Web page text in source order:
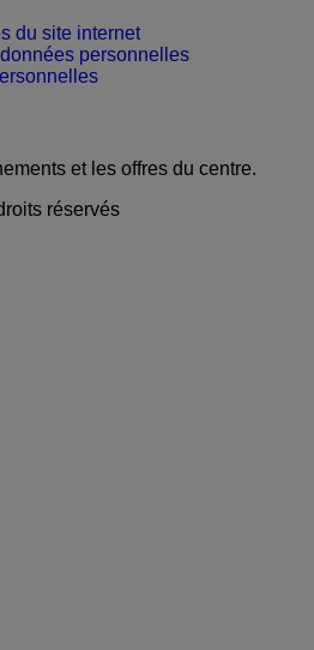
du site internet
personnelles
et les offres du centre.
réservés